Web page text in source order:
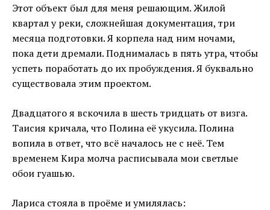
Этот объект был для меня решающим. Жилой
квартал у реки, сложнейшая документация, три
месяца подготовки. Я корпела над ним ночами,
пока дети дремали. Поднималась в пять утра, чтобы
успеть поработать до их пробуждения. Я буквально
существовала этим проектом.
Двадцатого я вскочила в шесть тридцать от визга.
Таисия кричала, что Полина её укусила. Полина
вопила в ответ, что всё началось не с неё. Тем
временем Кира молча расписывала мои светлые
обои гуашью.
Лариса стояла в проёме и умилялась: